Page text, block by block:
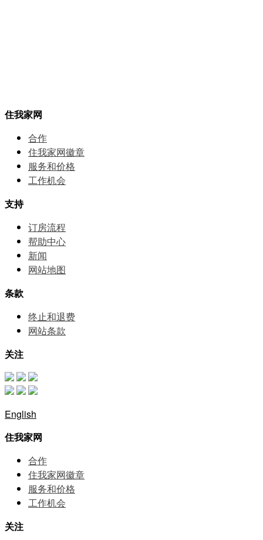
住我家网
合作
住我家网徽章
服务和价格
⼯作机会
支持
订房流程
帮助中⼼
新闻
网站地图
条款
终止和退费
网站条款
关注
English
住我家网
合作
住我家网徽章
服务和价格
⼯作机会
关注